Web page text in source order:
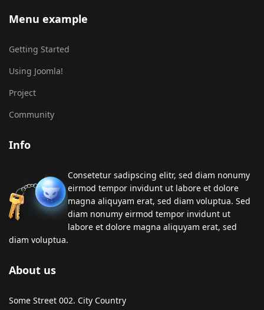
Menu example
Getting Started
Using Joomla!
Project
Community
Info
Consetetur sadipscing elitr, sed diam nonumy
eirmod tempor invidunt ut labore et dolore
magna aliquyam erat, sed diam voluptua. Sed
diam nonumy eirmod tempor invidunt ut
labore et dolore magna aliquyam erat, sed
diam voluptua.
About us
Some Street 002. City Country